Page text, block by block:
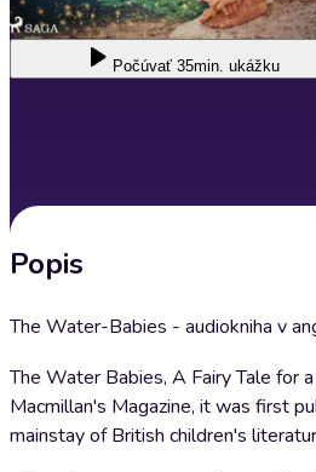
Počúvať 35min. ukážku
Popis
The Water-Babies - audiokniha v
The Water Babies, A Fairy Tale for
Macmillan's Magazine, it was first
mainstay of British children's